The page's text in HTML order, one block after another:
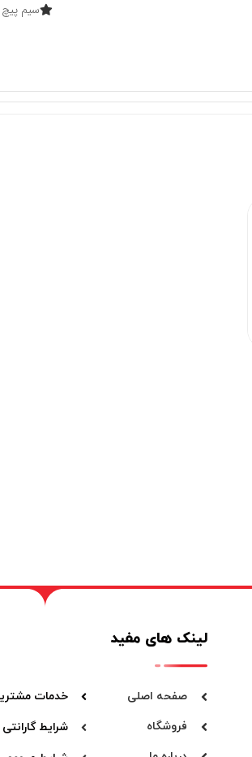
سیم
لینک های مفید
صفحه اصلی
فروشگاه
خدمات
شرایط گارانتی